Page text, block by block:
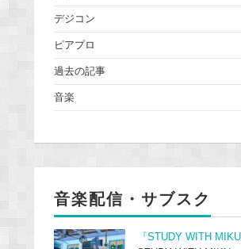
デジコン
ピアプロ
過去の記事
音楽
音楽配信・サブスク
『STUDY WITH MIKU